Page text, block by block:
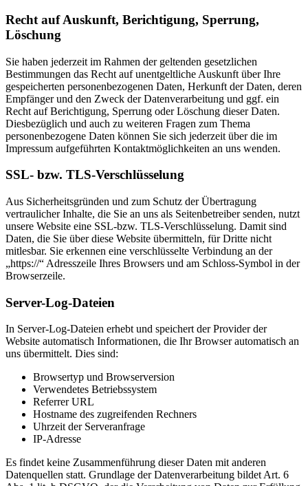
Recht auf Auskunft, Berichtigung, Sperrung,
Löschung
Sie haben jederzeit im Rahmen der geltenden gesetzlichen
Bestimmungen das Recht auf unentgeltliche Auskunft über Ihre
gespeicherten personenbezogenen Daten, Herkunft der Daten, deren
Empfänger und den Zweck der Datenverarbeitung und ggf. ein
Recht auf Berichtigung, Sperrung oder Löschung dieser Daten.
Diesbezüglich und auch zu weiteren Fragen zum Thema
personenbezogene Daten können Sie sich jederzeit über die im
Impressum aufgeführten Kontaktmöglichkeiten an uns wenden.
SSL- bzw. TLS-Verschlüsselung
Aus Sicherheitsgründen und zum Schutz der Übertragung
vertraulicher Inhalte, die Sie an uns als Seitenbetreiber senden, nutzt
unsere Website eine SSL-bzw. TLS-Verschlüsselung. Damit sind
Daten, die Sie über diese Website übermitteln, für Dritte nicht
mitlesbar. Sie erkennen eine verschlüsselte Verbindung an der
„https://“ Adresszeile Ihres Browsers und am Schloss-Symbol in der
Browserzeile.
Server-Log-Dateien
In Server-Log-Dateien erhebt und speichert der Provider der
Website automatisch Informationen, die Ihr Browser automatisch an
uns übermittelt. Dies sind:
Browsertyp und Browserversion
Verwendetes Betriebssystem
Referrer URL
Hostname des zugreifenden Rechners
Uhrzeit der Serveranfrage
IP-Adresse
Es findet keine Zusammenführung dieser Daten mit anderen
Datenquellen statt. Grundlage der Datenverarbeitung bildet Art. 6